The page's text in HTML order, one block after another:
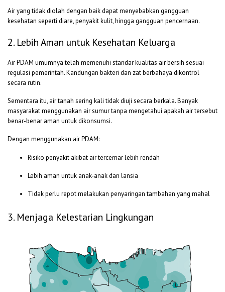
Air yang tidak diolah dengan baik dapat menyebabkan gangguan
kesehatan seperti diare, penyakit kulit, hingga gangguan pencernaan.
2. Lebih Aman untuk Kesehatan Keluarga
Air PDAM umumnya telah memenuhi standar kualitas air bersih sesuai
regulasi pemerintah. Kandungan bakteri dan zat berbahaya dikontrol
secara rutin.
Sementara itu, air tanah sering kali tidak diuji secara berkala. Banyak
masyarakat menggunakan air sumur tanpa mengetahui apakah air tersebut
benar-benar aman untuk dikonsumsi.
Dengan menggunakan air PDAM:
Risiko penyakit akibat air tercemar lebih rendah
Lebih aman untuk anak-anak dan lansia
Tidak perlu repot melakukan penyaringan tambahan yang mahal
3. Menjaga Kelestarian Lingkungan